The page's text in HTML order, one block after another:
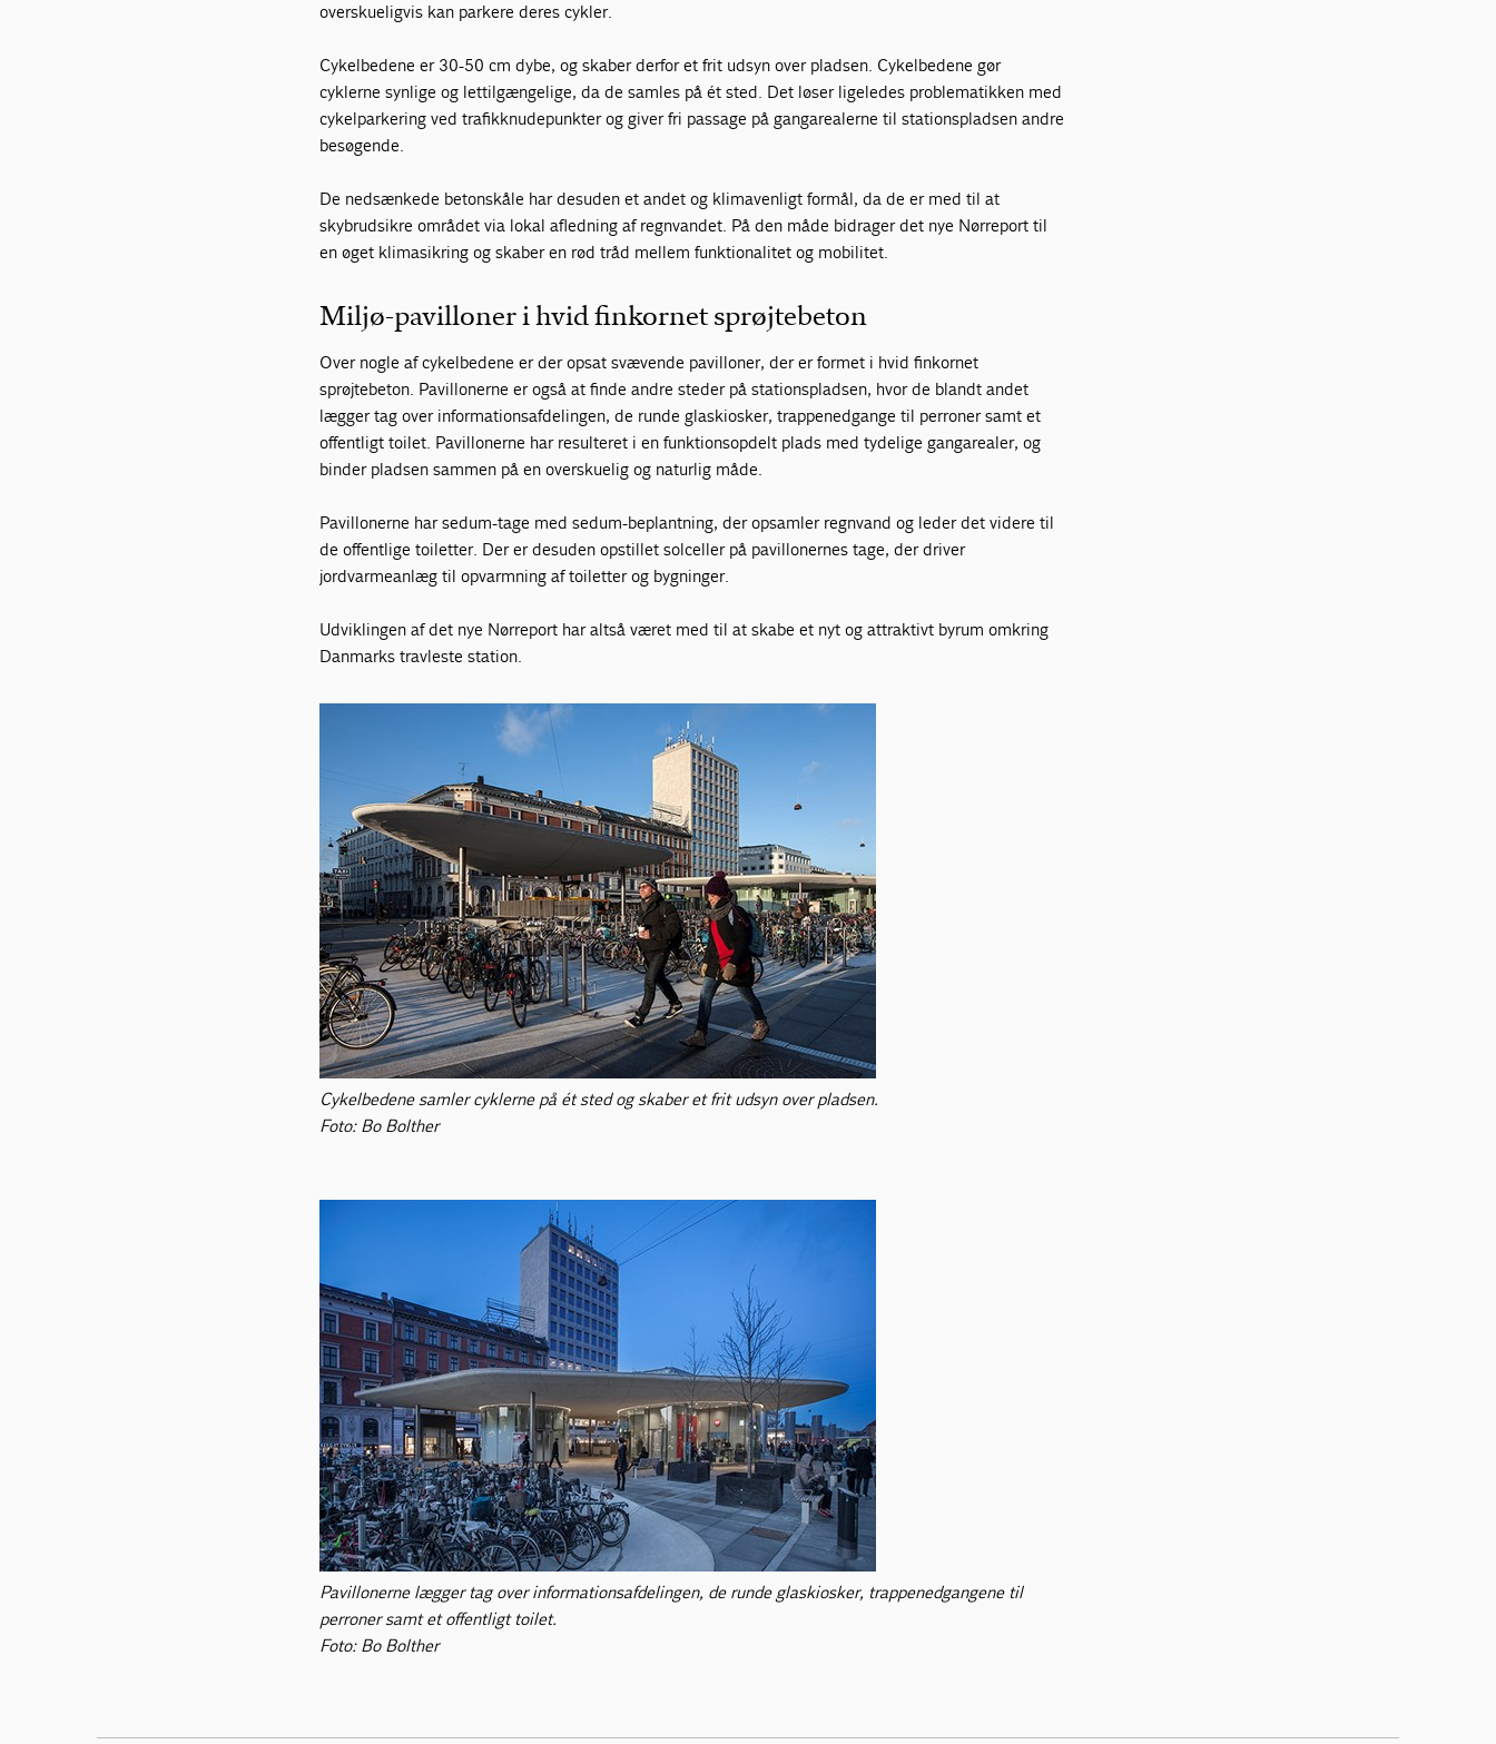
overskueligvis kan parkere deres cykler.
Cykelbedene er 30-50 cm dybe, og skaber derfor et frit udsyn over pladsen. Cykelbedene gør
cyklerne synlige og lettilgængelige, da de samles på ét sted. Det løser ligeledes problematikken med
cykelparkering ved trafikknudepunkter og giver fri passage på gangarealerne til stationspladsen andre
besøgende.
De nedsænkede betonskåle har desuden et andet og klimavenligt formål, da de er med til at
skybrudsikre området via lokal afledning af regnvandet. På den måde bidrager det nye Nørreport til
en øget klimasikring og skaber en rød tråd mellem funktionalitet og mobilitet.
Miljø-pavilloner i hvid finkornet sprøjtebeton
Over nogle af cykelbedene er der opsat svævende pavilloner, der er formet i hvid finkornet
sprøjtebeton. Pavillonerne er også at finde andre steder på stationspladsen, hvor de blandt andet
lægger tag over informationsafdelingen, de runde glaskiosker, trappenedgange til perroner samt et
offentligt toilet. Pavillonerne har resulteret i en funktionsopdelt plads med tydelige gangarealer, og
binder pladsen sammen på en overskuelig og naturlig måde.
Pavillonerne har sedum-tage med sedum-beplantning, der opsamler regnvand og leder det videre til
de offentlige toiletter. Der er desuden opstillet solceller på pavillonernes tage, der driver
jordvarmeanlæg til opvarmning af toiletter og bygninger.
Udviklingen af det nye Nørreport har altså været med til at skabe et nyt og attraktivt byrum omkring
Danmarks travleste station.
Cykelbedene samler cyklerne på ét sted og skaber et frit udsyn over pladsen.
Foto: Bo Bolther
Pavillonerne lægger tag over informationsafdelingen, de runde glaskiosker, trappenedgangene til
perroner samt et offentligt toilet.
Foto: Bo Bolther